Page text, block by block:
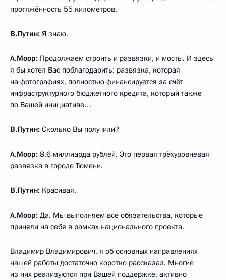
протяжённость 55 километров.
В.Путин: Я знаю.
А.Моор: Продолжаем строить и развязки, и мосты. И здесь
я бы хотел Вас поблагодарить: развязка, которая
на фотографиях, полностью финансируется за счёт
инфраструктурного бюджетного кредита, который также
по Вашей инициативе…
В.Путин: Сколько Вы получили?
А.Моор: 8,6 миллиарда рублей. Это первая трёхуровневая
развязка в городе Тюмени.
В.Путин: Красивая.
А.Моор: Да. Мы выполняем все обязательства, которые
приняли на себя в рамках национального проекта.
Владимир Владимирович, я об основных направлениях
нашей работы достаточно коротко рассказал. Многие
из них реализуются при Вашей поддержке, активно